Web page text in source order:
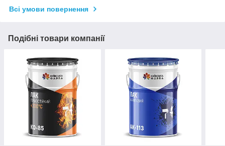
Всі умови повернення
Подібні товари компанії